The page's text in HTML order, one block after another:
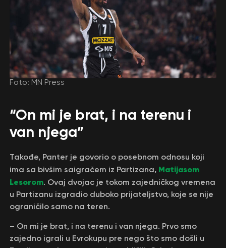
Foto: MN Press
“On mi je brat, i na terenu i
van njega”
Takođe, Panter je govorio o posebnom odnosu koji
ima sa bivšim saigračem iz Partizana, Matijasom
Lesorom. Ovaj dvojac je tokom zajedničkog vremena
u Partizanu izgradio duboko prijateljstvo, koje se nije
ograničilo samo na teren.
– On mi je brat, i na terenu i van njega. Prvo smo
zajedno igrali u Evrokupu pre nego što smo došli u